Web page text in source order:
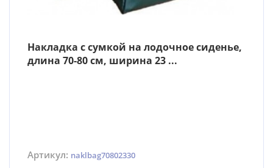
Накладка с сумкой на лодочное сиденье,
длина 70-80 см, ширина 23 ...
Артикул: naklbag70802330